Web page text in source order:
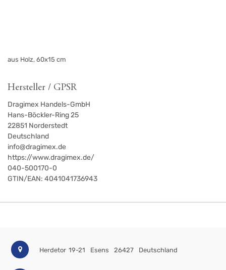
aus Holz, 60x15 cm
Hersteller / GPSR
Dragimex Handels-GmbH
Hans-Böckler-Ring 25
22851 Norderstedt
Deutschland
info@dragimex.de
https://www.dragimex.de/
040-500170-0
GTIN/EAN: 4041041736943
Herdetor 19-21 Esens 26427 Deutschland